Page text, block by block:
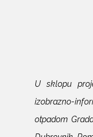
U sklopu
izobrazno-
otpadom